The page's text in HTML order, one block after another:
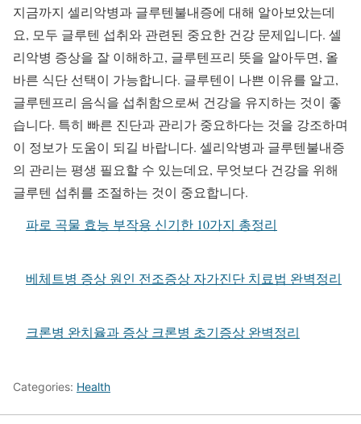
지금까지 셀리악병과 글루텐불내증에 대해 알아보았는데
요, 모두 글루텐 섭취와 관련된 중요한 건강 문제입니다. 셀
리악병 증상을 잘 이해하고, 글루텐프리 뜻을 알아두면, 올
바른 식단 선택이 가능합니다. 글루텐이 나쁜 이유를 알고,
글루텐프리 음식을 섭취함으로써 건강을 유지하는 것이 좋
습니다. 특히 빠른 진단과 관리가 중요하다는 것을 강조하며
이 정보가 도움이 되길 바랍니다. 셀리악병과 글루텐불내증
의 관리는 평생 필요할 수 있는데요, 무엇보다 건강을 위해
글루텐 섭취를 조절하는 것이 중요합니다.
파로 곡물 효능 부작용 신기한 10가지 총정리
베체트병 증상 원인 전조증상 자가진단 치료법 완벽정리
크론병 완치율과 증상 크론병 초기증상 완벽정리
Categories: Health